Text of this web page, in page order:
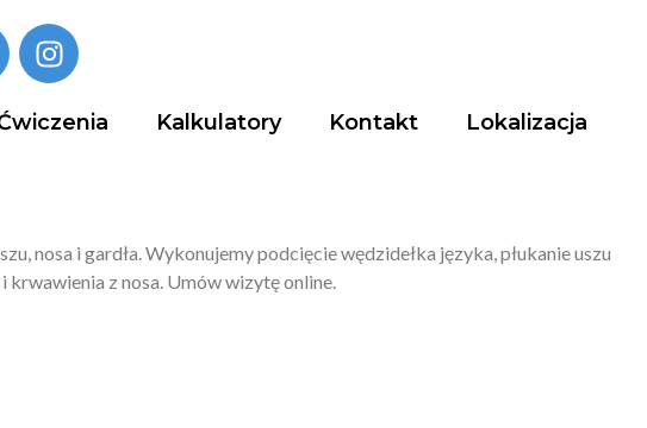
Kalkulatory Kontakt Lokalizacja
nosa i gardła. Wykonujemy podcięcie wędzidełka języka, płukanie uszu
krwawienia z nosa. Umów wizytę online.